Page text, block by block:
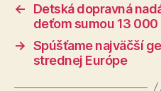
←
Detská dopravná
deťom sumou 13 000
→ Spúšťame najväčší
strednej Európe